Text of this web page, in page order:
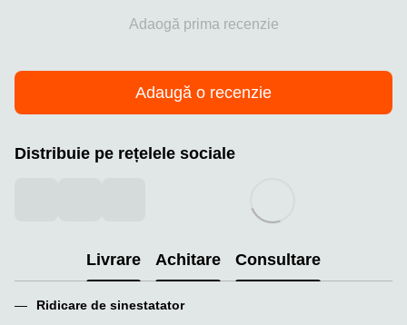
Adaogă prima recenzie
Adaugă o recenzie
Distribuie pe rețelele sociale
Livrare Achitare Consultare
Ridicare de sinestatator